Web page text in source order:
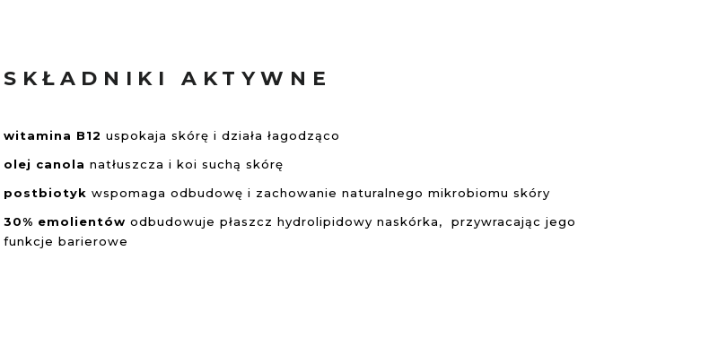
SKŁADNIKI AKTYWNE
witamina B12 uspokaja skórę i działa łagodząco
olej canola natłuszcza i koi suchą skórę
postbiotyk wspomaga odbudowę i zachowanie naturalnego mikrobiomu skóry
30% emolientów odbudowuje płaszcz hydrolipidowy naskórka, przywracając jego
funkcje barierowe